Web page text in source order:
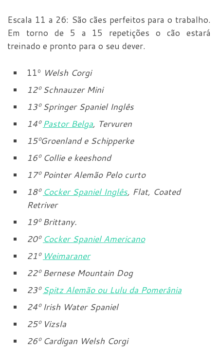
Escala 11 a 26: São cães perfeitos para o trabalho.
Em torno de 5 a 15 repetições o cão estará
treinado e pronto para o seu dever.
11º Welsh Corgi
12º Schnauzer Mini
13º Springer Spaniel Inglês
14ºPastor Belga, Tervuren
15ºGroenland e Schipperke
16º Collie e keeshond
17º Pointer Alemão Pelo curto
18º Cocker Spaniel Inglês, Flat, Coated
Retriver
19ºBrittany.
20º Cocker Spaniel Americano
21º Weimaraner
22ºBernese Mountain Dog
23º Spitz Alemão ou Lulu da Pomerânia
24ºIrish Water Spaniel
25ºVizsla
26ºCardigan Welsh Corgi